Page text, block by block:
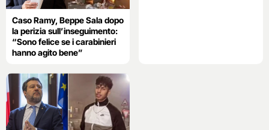
Caso Ramy, Beppe Sala dopo
la perizia sull’inseguimento:
“Sono felice se i carabinieri
hanno agito bene”